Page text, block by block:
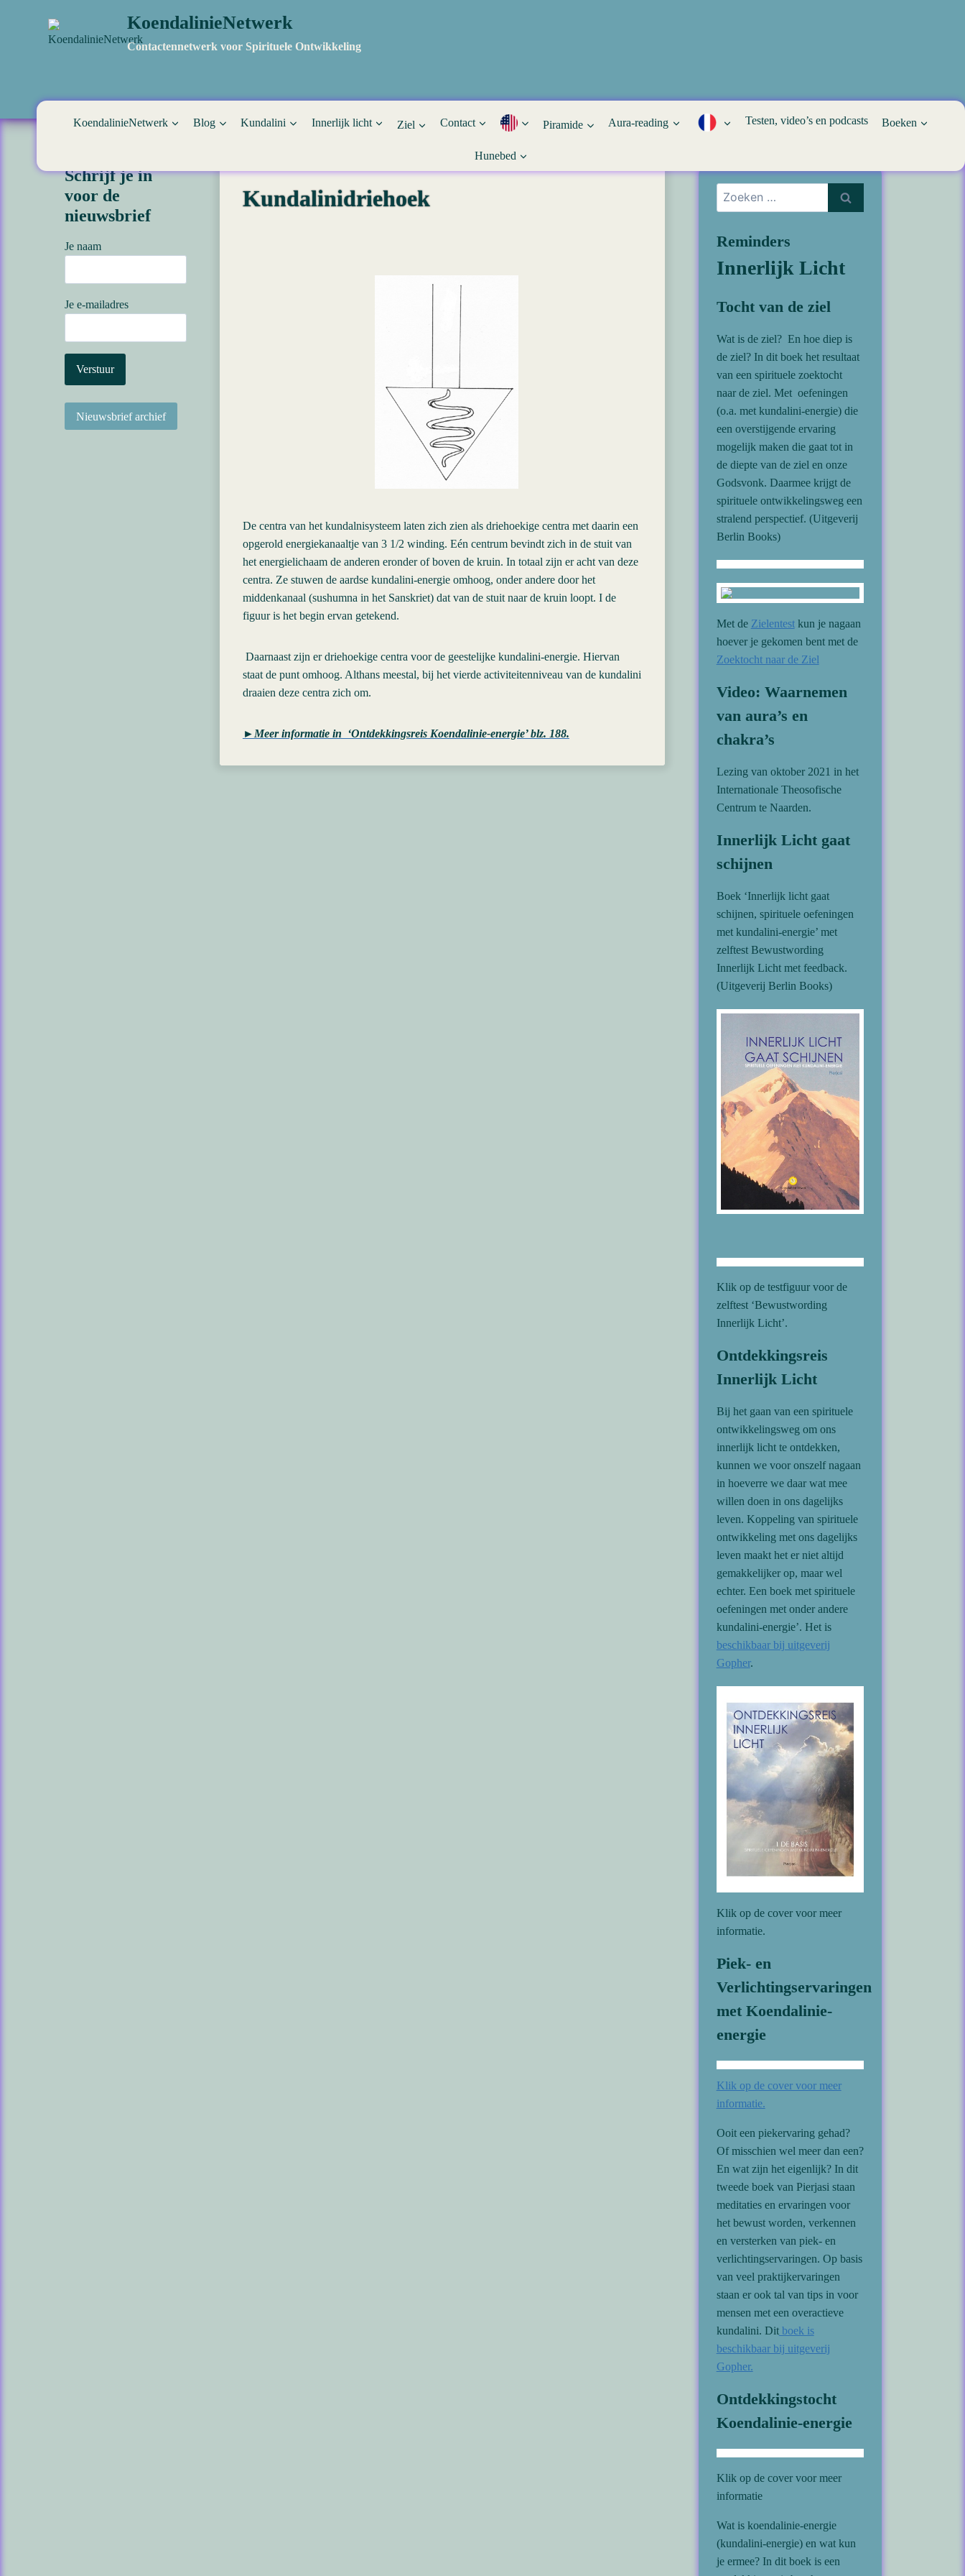
KoendalinieNetwerk
Contactennetwerk voor Spirituele Ontwikkeling
KoendalinieNetwerk Blog Kundalini Innerlijk licht Ziel Contact Piramide Aura-reading Testen, video’s en podcasts Boeken
Hunebed
Schrijf je in
voor de
nieuwsbrief
Je naam
Je e-mailadres
Kundalinidriehoek
De centra van het kundalnisysteem laten zich zien als driehoekige centra met daarin een
opgerold energiekanaaltje van 3 1/2 winding. Eén centrum bevindt zich in de stuit van
het energielichaam de anderen eronder of boven de kruin. In totaal zijn er acht van deze
centra. Ze stuwen de aardse kundalini-energie omhoog, onder andere door het
middenkanaal (sushumna in het Sanskriet) dat van de stuit naar de kruin loopt. I de
figuur is het begin ervan getekend.
Daarnaast zijn er driehoekige centra voor de geestelijke kundalini-energie. Hiervan
staat de punt omhoog. Althans meestal, bij het vierde activiteitenniveau van de kundalini
draaien deze centra zich om.
►Meer informatie in ‘Ontdekkingsreis Koendalinie-energie’ blz. 188.
Zoeken
naar:
Reminders
Innerlijk Licht
Tocht van de ziel
Wat is de ziel? En hoe diep is
de ziel? In dit boek het resultaat
van een spirituele zoektocht
naar de ziel. Met oefeningen
(o.a. met kundalini-energie) die
een overstijgende ervaring
mogelijk maken die gaat tot in
de diepte van de ziel en onze
Godsvonk. Daarmee krijgt de
spirituele ontwikkelingsweg een
stralend perspectief. (Uitgeverij
Berlin Books)
Met de Zielentestkun je nagaan
hoever je gekomen bent met de
Zoektocht naar de Ziel
Video: Waarnemen
van aura’s en
chakra’s
Lezing van oktober 2021 in het
Internationale Theosofische
Centrum te Naarden.
Innerlijk Licht gaat
schijnen
Boek ‘Innerlijk licht gaat
schijnen, spirituele oefeningen
met kundalini-energie’ met
zelftest Bewustwording
Innerlijk Licht met feedback.
(Uitgeverij Berlin Books)
Klik op de testfiguur voor de
zelftest ‘Bewustwording
Innerlijk Licht’.
Ontdekkingsreis
Innerlijk Licht
Bij het gaan van een spirituele
ontwikkelingsweg om ons
innerlijk licht te ontdekken,
kunnen we voor onszelf nagaan
in hoeverre we daar wat mee
willen doen in ons dagelijks
leven. Koppeling van spirituele
ontwikkeling met ons dagelijks
leven maakt het er niet altijd
gemakkelijker op, maar wel
echter. Een boek met spirituele
oefeningen met onder andere
kundalini-energie’. Het is
beschikbaar bij uitgeverij
Gopher.
Klik op de cover voor meer
informatie.
Piek- en
Verlichtingservaringen
met Koendalinie-
energie
Klik op de cover voor meer
informatie.
Ooit een piekervaring gehad?
Of misschien wel meer dan een?
En wat zijn het eigenlijk? In dit
tweede boek van Pierjasi staan
meditaties en ervaringen voor
het bewust worden, verkennen
en versterken van piek- en
verlichtingservaringen. Op basis
van veel praktijkervaringen
staan er ook tal van tips in voor
mensen met een overactieve
kundalini. Ditboek is
beschikbaar bij uitgeverij
Gopher.
Ontdekkingstocht
Koendalinie-energie
Klik op de cover voor meer
informatie
Wat is koendalinie-energie
(kundalini-energie) en wat kun
je ermee? In dit boek is een